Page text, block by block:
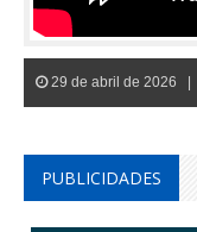
29 de abril de 2026 |
PUBLICIDADES